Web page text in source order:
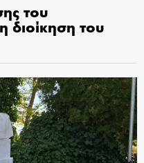
του
διοίκηση του